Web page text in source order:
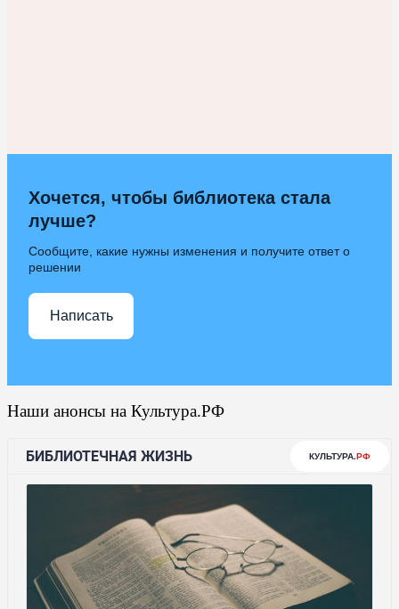
Хочется, чтобы библиотека стала
лучше?
Сообщите, какие нужны изменения и получите ответ о
решении
Написать
Наши анонсы на Культура.РФ